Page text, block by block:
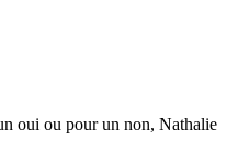
oui ou pour un non, Nathalie